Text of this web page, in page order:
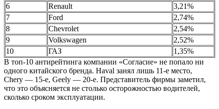
6
Renault
3,21%
7
Ford
2,74%
8
Chevrolet
2,54%
9
Volkswagen
2,52%
10
ГАЗ
1,35%
В топ-10 антирейтинга компании «Согласие» не попало ни
одного китайского бренда. Haval занял лишь 11-е место,
Chery — 15-е, Geely — 20-е. Представитель фирмы заметил,
что это объясняется не столько осторожностью водителей,
сколько сроком эксплуатации.